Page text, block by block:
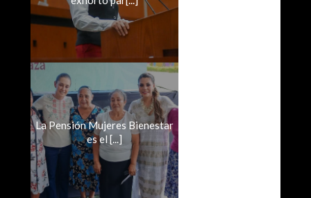
La Pensión Mujeres Bienestar
es el [...]